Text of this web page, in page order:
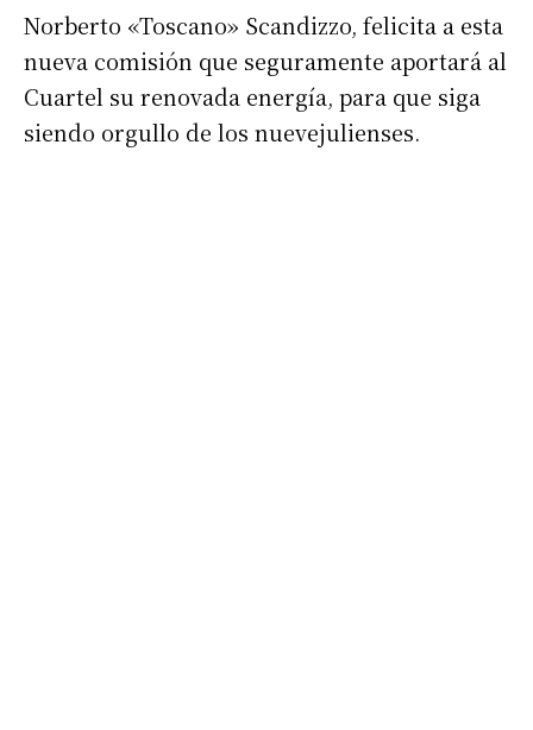
Nombre
Apellidos
Norberto «Toscano» Scandizzo, felicita a esta
nueva comisión que seguramente aportará al
Cuartel su renovada energía, para que siga
siendo orgullo de los nuevejulienses.